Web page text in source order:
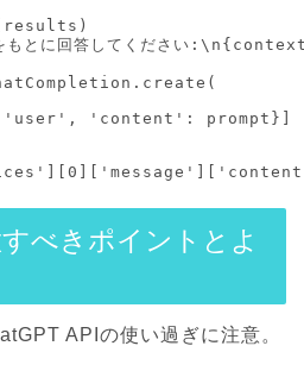
もとに回答してください
'content': prompt}]
べきポイントとよ
APIの使い過ぎに注意。